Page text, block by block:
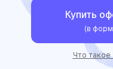
Купить
(в
Что